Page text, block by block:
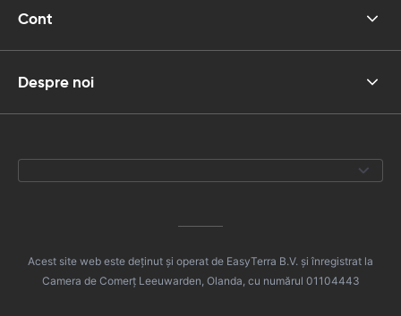
Cont
Despre noi
Acest site web este deținut și operat de EasyTerra B.V. și înregistrat la
Camera de Comerț Leeuwarden, Olanda, cu numărul 01104443